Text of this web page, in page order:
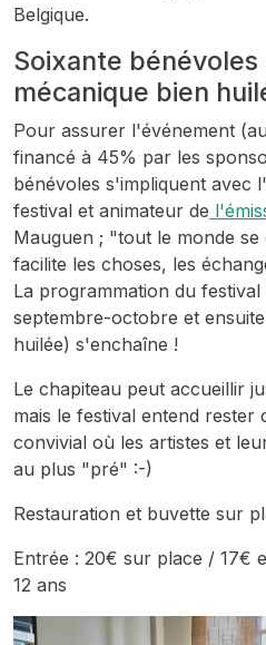
Belgique.
Soixante bénévoles
mécanique bien
Pour assurer l'événement
financé à 45% par les
bénévoles s'impliquent avec
festival et animateur de
Mauguen ; "tout le monde
facilite les choses, les
La programmation du
septembre-octobre et
huilée) s'enchaîne !
Le chapiteau peut accueillir
mais le festival entend rester
convivial où les artistes et
au plus "pré" :-)
Restauration et buvette sur
Entrée : 20€ sur place / 17€
12 ans